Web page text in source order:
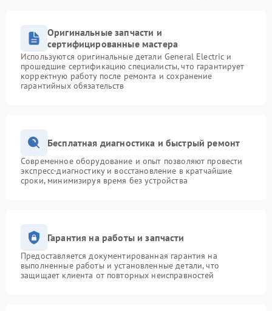
Оригинальные запчасти и
сертифицированные мастера
Используются оригинальные детали General Electric и
прошедшие сертификацию специалисты, что гарантирует
корректную работу после ремонта и сохранение
гарантийных обязательств
Бесплатная диагностика и быстрый ремонт
Современное оборудование и опыт позволяют провести
экспресс-диагностику и восстановление в кратчайшие
сроки, минимизируя время без устройства
Гарантия на работы и запчасти
Предоставляется документированная гарантия на
выполненные работы и установленные детали, что
защищает клиента от повторных неисправностей